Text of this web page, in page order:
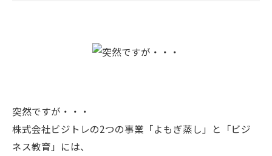
突然ですが・・・
株式会社ビジトレの2つの事業「よもぎ蒸し」と「ビジ
ネス教育」には、